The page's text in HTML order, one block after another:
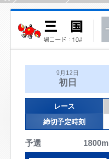
9月12日
初日
レース
締切予定時刻
予選 1800m